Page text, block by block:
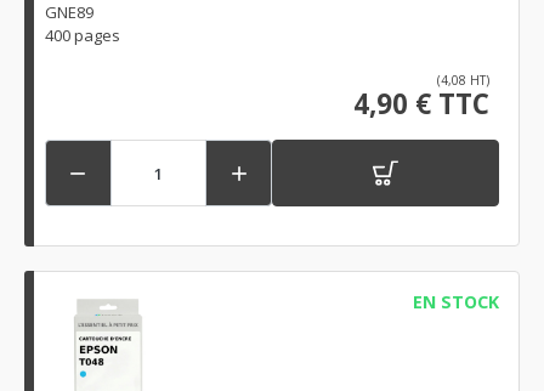
GNE89
400 pages
(4,08 HT)
4,90 € TTC
 
EN STOCK